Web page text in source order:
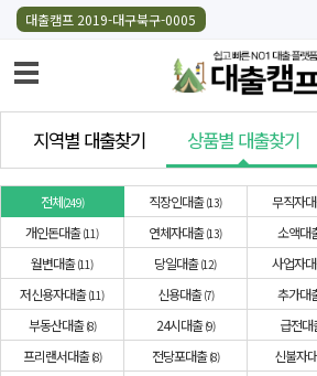
대출캠프 2019-대구북구-0005
지역별 대출찾기 상품별 대출찾기
전체249 직장인대출 13 무직자
개인돈대출 11 연체자대출 13 소액대
월변대출 11 당일대출 12 사업자
저신용자대출 11 신용대출7 추가대
부동산대출8 24시대출9 급전대
프리랜서대출8 전당포대출8 신불자